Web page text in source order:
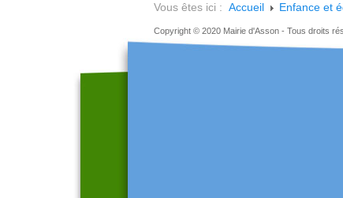
Vous êtes ici : Accueil Enfance et
Copyright © 2020 Mairie d'Asson - Tous droits